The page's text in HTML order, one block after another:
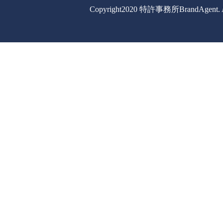
Copyright2020 特許事務所BrandAgent.